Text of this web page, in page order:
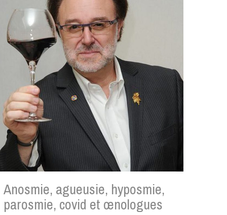
Anosmie, agueusie, hyposmie,
parosmie, covid et œnologues